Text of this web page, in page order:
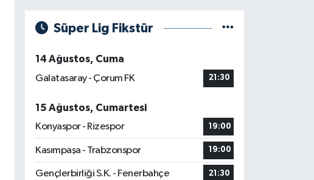
Süper Lig Fikstür
14 Ağustos, Cuma
Galatasaray - Çorum FK
21:30
15 Ağustos, Cumartesi
Konyaspor - Rizespor
19:00
Kasımpaşa - Trabzonspor 19:00
Gençlerbirliği S.K. - Fenerbahçe 21:30